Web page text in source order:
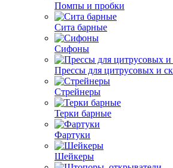
Помпы и пробки
Сита барные
Сифоны
Прессы для цитрусовых и
Стрейнеры
Терки барные
Фартуки
Шейкеры